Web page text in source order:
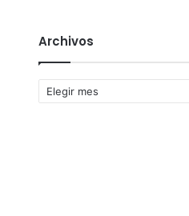
Archivos
Archivos